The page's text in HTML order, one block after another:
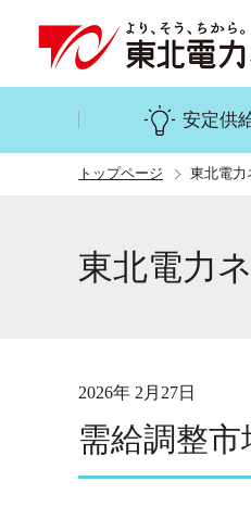
安定供
トップページ 東北電力
東北電力
2026年 2月27日
需給調整